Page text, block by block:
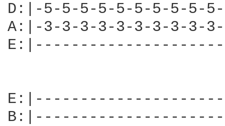
D:|-5-5-5-5-5-5-5-5-5-
A:|-3-3-3-3-3-3-3-3-3-